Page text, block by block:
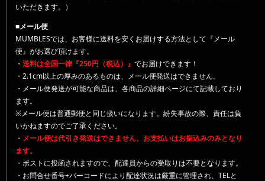
いただきます。）
■メール便
MUMBLESでは、お客様に送料を安くお届けする方法として『メール
便』がお選び頂けます。
・ 送料は全国一律『250円（税込）』 でお届けできます！
・2.1cm以上の厚みのあるものは、メール便発送はできません。
・メール便発送が可能な商品は、各商品の詳細ページにて記載しており
ます。
※メール便は普通郵便と同じ扱いになります。紛失事故の際、責任は負
いかねますのでご了承ください。
・ メール便は代引き発送はできません。お支払いはお振込みのみとなり
ます。
・ポストに投函されますので、配達員からの受取りは不要となります。
・お問合せ番号+バーコードにより配達状況は厳重に管理され、TELと